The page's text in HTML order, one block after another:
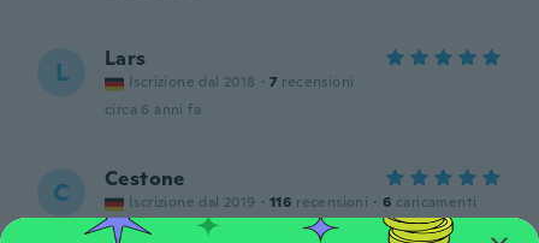
L Lars
Iscrizione dal 2018 · 7 recensioni
circa 6 anni fa
C Cestone
Iscrizione dal 2019 · 116 recensioni · 6 caricamenti
circa 6 anni fa